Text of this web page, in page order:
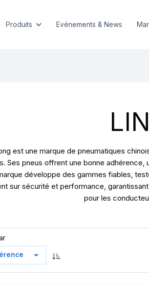
Produits Evénements & News
est une marque de pneumatiques
Ses pneus offrent une bonne
développe des gammes fiables,
sur sécurité et performance,
pour les